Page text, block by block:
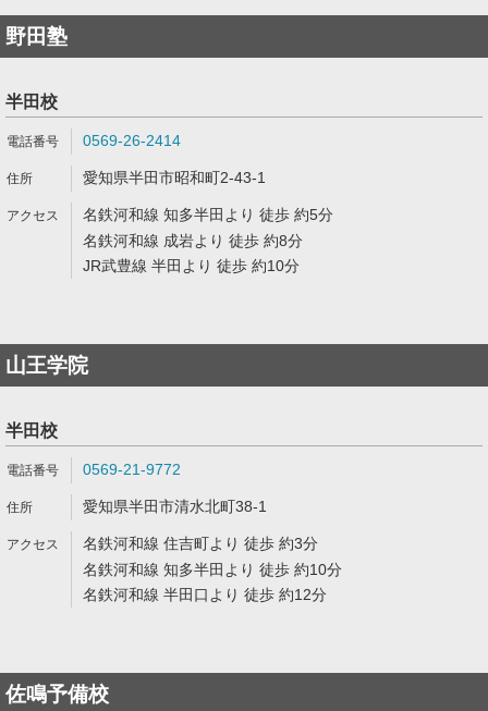
野田塾
半田校
0569-26-2414
愛知県半田市昭和町2-43-1
名鉄河和線 知多半田より 徒歩 約5分
名鉄河和線 成岩より 徒歩 約8分
JR武豊線 半田より 徒歩 約10分
山王学院
半田校
0569-21-9772
愛知県半田市清水北町38-1
名鉄河和線 住吉町より 徒歩 約3分
名鉄河和線 知多半田より 徒歩 約10分
名鉄河和線 半田口より 徒歩 約12分
佐鳴予備校